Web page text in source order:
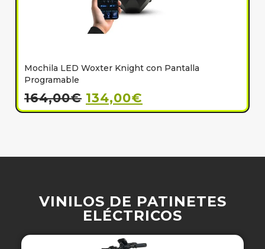
Mochila LED Woxter Knight con Pantalla
Programable
164,00€ 134,00€
VINILOS DE PATINETES
ELÉCTRICOS